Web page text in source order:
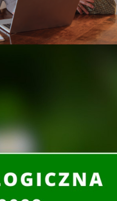
Miasta Kielce oraz
sprawiło, że
drzewka, które
PET, puszek
Sadzonki były
historyczną.
wobec niego –
Dzięki temu
Wodnej w